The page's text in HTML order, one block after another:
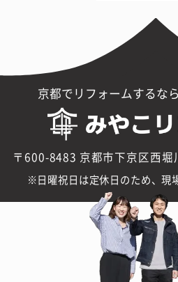
京都でリフォームするな
〒600-8483 京都市下京区西
日曜祝日は定休日のため、現